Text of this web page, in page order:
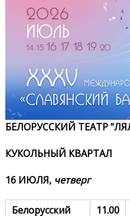
БЕЛОРУССКИЙ ТЕАТР
КУКОЛЬНЫЙ КВАРТАЛ
16 ИЮЛЯ, четверг
Белорусский
11.00